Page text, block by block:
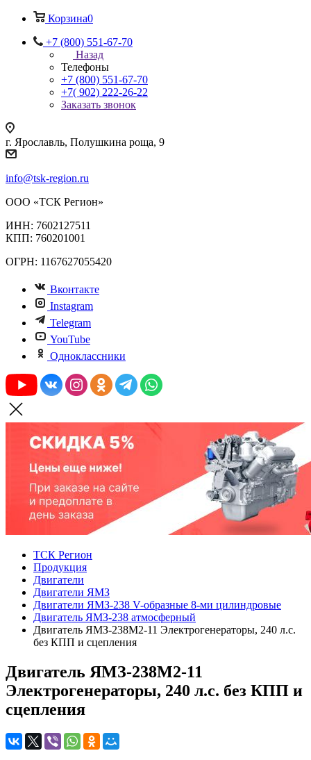
Корзина0
+7 (800) 551-67-70
Назад
Телефоны
+7 (800) 551-67-70
+7( 902) 222-26-22
Заказать звонок
г. Ярославль, Полушкина роща, 9
info@tsk-region.ru
ООО «ТСК Регион»
ИНН: 7602127511
КПП: 760201001
ОГРН: 1167627055420
Вконтакте
Instagram
Telegram
YouTube
Одноклассники
ТСК Регион
Продукция
Двигатели
Двигатели ЯМЗ
Двигатели ЯМЗ-238 V-образные 8-ми цилиндровые
Двигатель ЯМЗ-238 атмосферный
Двигатель ЯМЗ-238М2-11 Электрогенераторы, 240 л.с.
без КПП и сцепления
Двигатель ЯМЗ-238М2-11
Электрогенераторы, 240 л.с. без КПП и
сцепления